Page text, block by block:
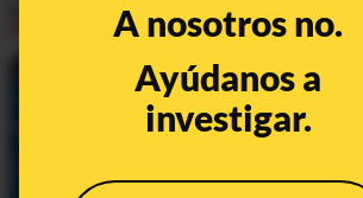
A nosotros no.
Ayúdanos a
investigar.